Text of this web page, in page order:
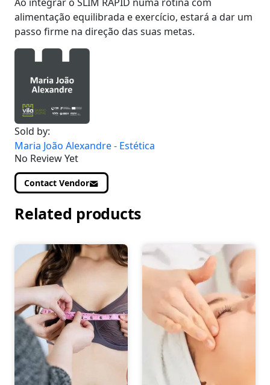
alimentação equilibrada e exercício, estará a dar um
passo firme na direção das suas metas.
Sold by:
Maria João Alexandre - Estética
No Review Yet
Contact Vendor
Related products